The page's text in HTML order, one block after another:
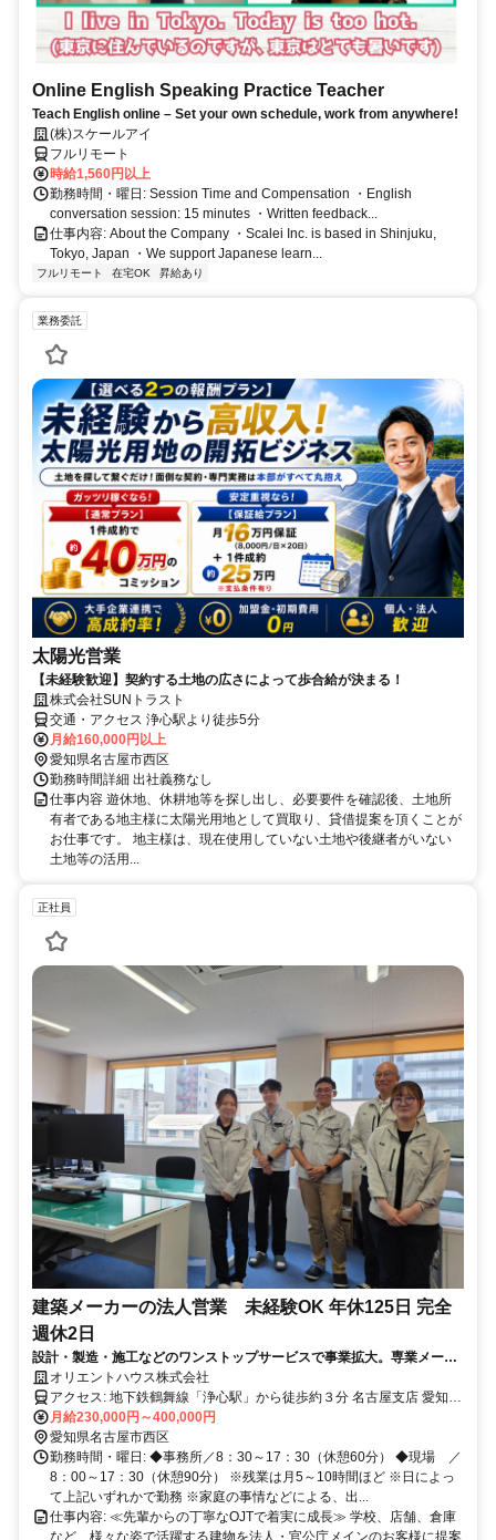
Online English Speaking Practice Teacher
Teach English online – Set your own schedule, work from anywhere!
(株)スケールアイ
フルリモート
時給1,560円以上
勤務時間・曜日: Session Time and Compensation ・English
conversation session: 15 minutes ・Written feedback...
仕事内容: About the Company ・Scalei Inc. is based in Shinjuku,
Tokyo, Japan ・We support Japanese learn...
フルリモート 在宅OK 昇給あり
業務委託
太陽光営業
【未経験歓迎】契約する土地の広さによって歩合給が決まる！
株式会社SUNトラスト
交通・アクセス 浄心駅より徒歩5分
月給160,000円以上
愛知県名古屋市西区
勤務時間詳細 出社義務なし
仕事内容 遊休地、休耕地等を探し出し、必要要件を確認後、土地所
有者である地主様に太陽光用地として買取り、貸借提案を頂くことが
お仕事です。 地主様は、現在使用していない土地や後継者がいない
土地等の活用...
正社員
建築メーカーの法人営業 未経験OK 年休125日 完全
週休2日
設計・製造・施工などのワンストップサービスで事業拡大。専業メーカ
ーでキャリアを切り拓きませんか？
オリエントハウス株式会社
アクセス: 地下鉄鶴舞線「浄心駅」から徒歩約３分 名古屋支店 愛知県
名古屋市西区城西4-22-8 https://www.orient-house.com/office/nagoya/
月給230,000円～400,000円
愛知県名古屋市西区
勤務時間・曜日: ◆事務所／8：30～17：30（休憩60分） ◆現場 ／
8：00～17：30（休憩90分） ※残業は月5～10時間ほど ※日によっ
て上記いずれかで勤務 ※家庭の事情などによる、出...
仕事内容: ≪先輩からの丁寧なOJTで着実に成長≫ 学校、店舗、倉庫